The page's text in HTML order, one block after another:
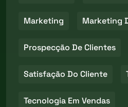
Marketing Marketing
Prospecção De Clientes
Satisfação Do Cliente
Tecnologia Em Vendas